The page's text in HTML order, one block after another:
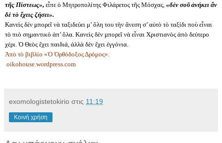
τῆς Πίστεως», εἶπε ὁ Μητροπολίτης Φιλάρετος τῆς Μόσχας, «δὲν σοῦ ἀνήκει ἂν
δὲ τὸ ἔχεις ζήσει».
Κανεὶς δὲν μπορεῖ νὰ ταξιδεύει μ’ ὅλη του τὴν ἄνεση σ’ αὐτὸ τὸ ταξίδι ποὺ εἶναι
τὸ πιὸ σημαντικὸ ἀπ’ ὅλα. Κανεὶς δὲν μπορεῖ νὰ εἶναι Χριστιανὸς ἀπὸ δεύτερο
χέρι. Ὁ Θεὸς ἔχει παιδιά, ἀλλὰ δὲν ἔχει ἐγγόνια.
Ἀπὸ τὸ βιβλίο «Ὁ Ὀρθόδοξος Δρόμος».
oikohouse.wordpress.com
exomologistetokirio στις 11:19
Κοινή χρήση